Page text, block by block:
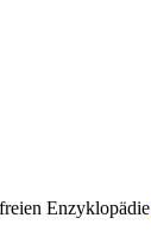
Enzyklopädie